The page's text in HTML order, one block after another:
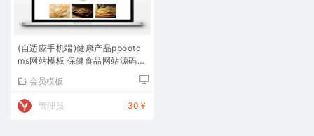
(自适应手机端)健康产品pbootc
ms网站模板 保健食品网站源码下
会员模板
管理员 30￥